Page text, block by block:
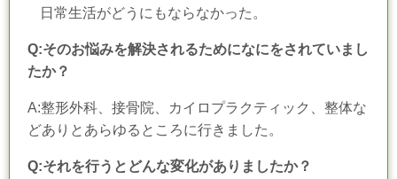
日常生活がどうにもならなかった。
Q:そのお悩みを解決されるためになにをされていまし
たか？
A:整形外科、接骨院、カイロプラクティック、整体な
どありとあらゆるところに行きました。
Q:それを行うとどんな変化がありましたか？